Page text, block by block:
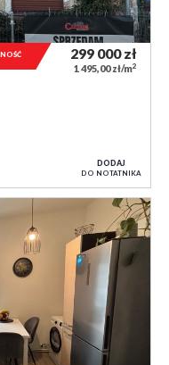
299 000zł
1 495,00 zł/m2
DODAJ
DO NOTATNIKA